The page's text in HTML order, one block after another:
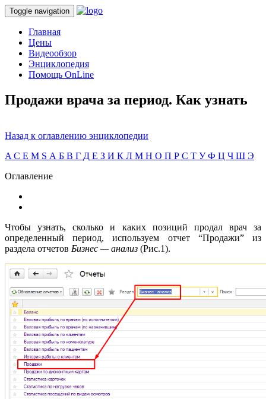
Toggle navigation
Главная
Цены
Видеообзор
Энциклопедия
Помощь OnLine
Продажи врача за период. Как узнать
Назад к оглавлению энциклопедии
A C E M S А Б В Г Д Е З И К Л М Н О П Р С Т УФ Ц Ч Ш Э
Оглавление
Чтобы узнать, сколько и каких позиций продал врач за
определенный период, используем отчет “Продажи” из
раздела отчетов Бизнес — анализ (Рис.1).